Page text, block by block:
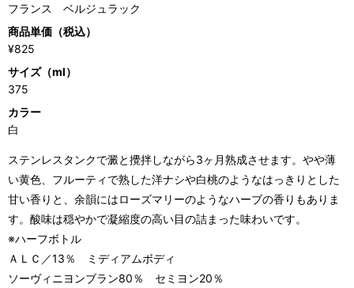
フランス ベルジュラック
商品単価（税込）
¥825
サイズ（ml）
375
カラー
白
ステンレスタンクで澱と攪拌しながら3ヶ月熟成させます。やや薄
い黄色、フルーティで熟した洋ナシや白桃のようなはっきりとした
甘い香りと、余韻にはローズマリーのようなハーブの香りもありま
す。酸味は穏やかで凝縮度の高い目の詰まった味わいです。
※ハーフボトル
ＡＬＣ／13％ ミディアムボディ
ソーヴィニヨンブラン80％ セミヨン20％